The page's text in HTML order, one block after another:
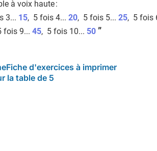
à voix haute :
3... 15, 5 fois 4...20, 5 fois 5...25, 5 fois
fois 9...45, 5 fois 10... 50 ”
Fiche d'exercices à imprimer
la table de 5